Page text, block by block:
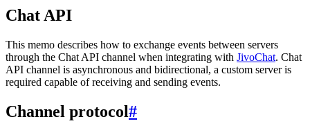
Chat API
This memo describes how to exchange events between servers
through the Chat API channel when integrating with JivoChat. Chat
API channel is asynchronous and bidirectional, a custom server is
required capable of receiving and sending events.
Channel protocol#